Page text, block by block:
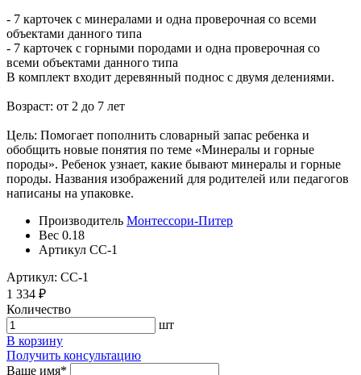
- 7 карточек с минералами и одна проверочная со всеми
объектами данного типа
- 7 карточек с горными породами и одна проверочная со
всеми объектами данного типа
В комплект входит деревянный поднос с двумя делениями.
Возраст: от 2 до 7 лет
Цель: Помогает пополнить словарный запас ребенка и
обобщить новые понятия по теме «Минералы и горные
породы». Ребенок узнает, какие бывают минералы и горные
породы. Названия изображений для родителей или педагогов
написаны на упаковке.
Производитель Монтессори-Питер
Вес 0.18
Артикул СС-1
Артикул: СС-1
1 334 ₽
Количество
шт
В корзину
Получить консультацию
Ваше имя*